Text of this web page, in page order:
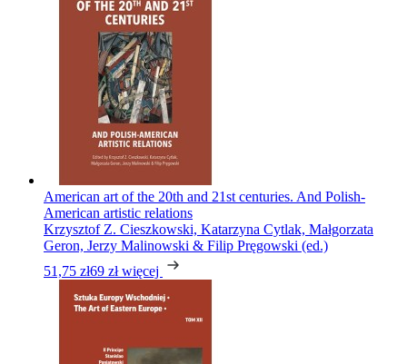
American art of the 20th and 21st centuries. And Polish-
American artistic relations
Krzysztof Z. Cieszkowski, Katarzyna Cytlak, Małgorzata
Geron, Jerzy Malinowski & Filip Pręgowski (ed.)
51,75 zł69 zł więcej